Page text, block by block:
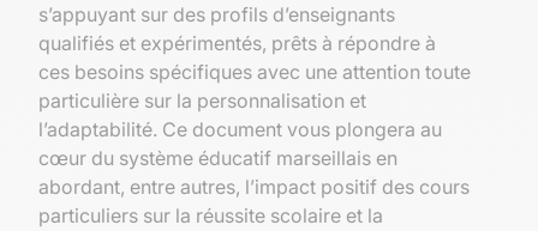
s’appuyant sur des profils d’enseignants
qualifiés et expérimentés, prêts à répondre à
ces besoins spécifiques avec une attention toute
particulière sur la personnalisation et
l’adaptabilité. Ce document vous plongera au
cœur du système éducatif marseillais en
abordant, entre autres, l’impact positif des cours
particuliers sur la réussite scolaire et la